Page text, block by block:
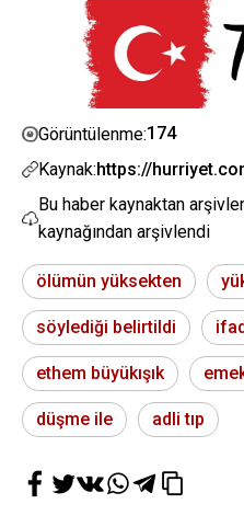
Görüntülenme:174
Kaynak:https://
Bu haber kaynaktan
kaynağından arşivlendi
ölümün yüksekten
söylediği belirtildi
ethem büyükışık
düşme ile adli tıp